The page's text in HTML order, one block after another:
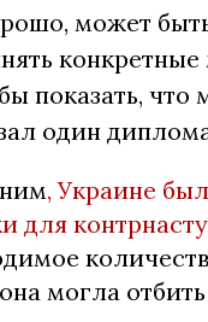
может
показать,
один
,Украине
для
могла